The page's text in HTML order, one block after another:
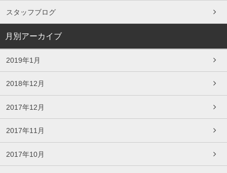
スタッフブログ
月別アーカイブ
2019年1月
2018年12月
2017年12月
2017年11月
2017年10月